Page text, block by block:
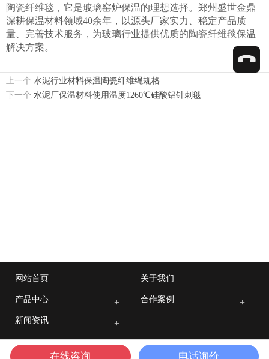
陶瓷纤维毯 ，它是玻璃窑炉保温的理想选择。郑州盛世金鼎
深耕保温材料领域40余年，以源头厂家实力、稳定产品质
量、完善技术服务，为玻璃行业提供优质的陶瓷纤维毯保温
解决方案。
上一个 水泥行业材料保温陶瓷纤维绳规格
下一个 水泥厂保温材料使用温度1260℃硅酸铝针刺毯
网站首页 关于我们
产品中心 合作案例
新闻资讯
豫公网安备 41018302000116号
在线咨询 电话询价